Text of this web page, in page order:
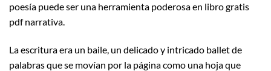
poesía puede ser una herramienta poderosa en libro gratis
pdf narrativa.
La escritura era un baile, un delicado y intricado ballet de
palabras que se movían por la página como una hoja que